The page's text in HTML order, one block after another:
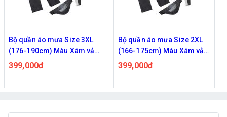
Bộ quần áo mưa Size 3XL
(176-190cm) Màu Xám vải
dù cao cấp chuyên đi phượt
399,000đ
Bộ quần áo mưa Size 2XL
(166-175cm) Màu Xám vải
dù cao cấp chuyên đi phượt
399,000đ